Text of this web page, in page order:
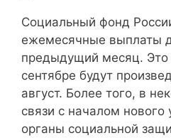
Социальный фонд
ежемесячные выплаты
предыдущий месяц. Это
сентябре будут
август. Более того, в
связи с началом нового
органы социальной